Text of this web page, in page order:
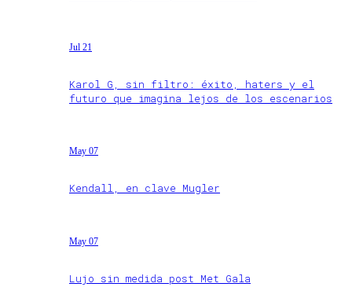
Jul 21
Karol G, sin filtro: éxito, haters y el
futuro que imagina lejos de los escenarios
May 07
Kendall, en clave Mugler
May 07
Lujo sin medida post Met Gala